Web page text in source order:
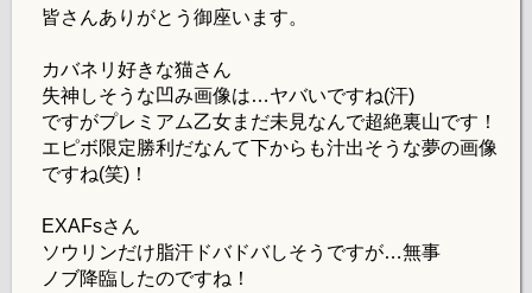
皆さんありがとう御座います。
カバネリ好きな猫さん
失神しそうな凹み画像は…ヤバいですね(汗)
ですがプレミアム乙女まだ未見なんで超絶裏山です！
エピボ限定勝利だなんて下からも汁出そうな夢の画像
ですね(笑)！
EXAFsさん
ソウリンだけ脂汗ドバドバしそうですが…無事
ノブ降臨したのですね！